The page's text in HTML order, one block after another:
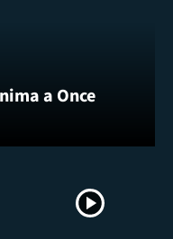
a Once